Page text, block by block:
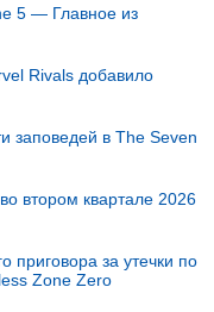
5 — Главное из
Rivals добавило
заповедей в The Seven
втором квартале 2026
приговора за утечки по
Zone Zero